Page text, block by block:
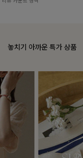
놓치기 아까운 특가 상품